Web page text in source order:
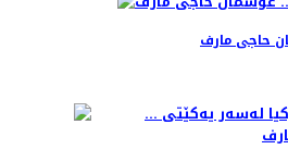
حاجی مارف